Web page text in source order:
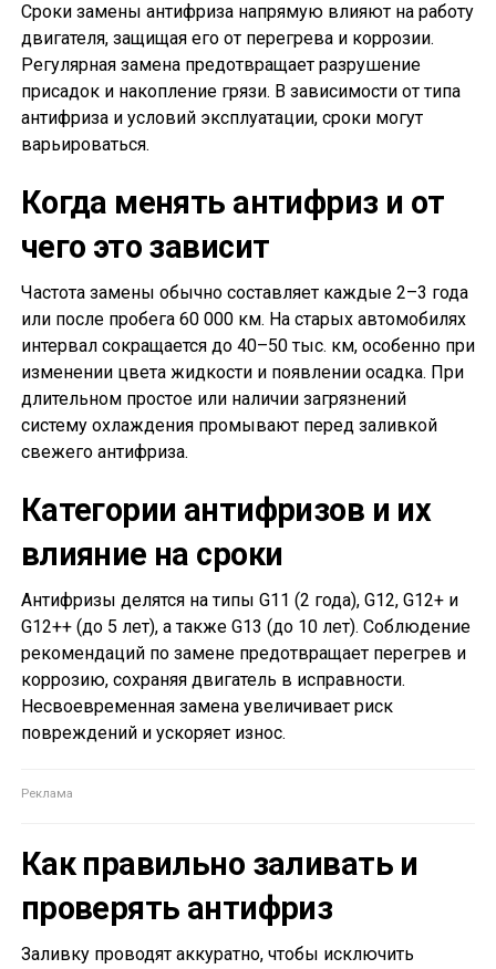
Сроки замены антифриза напрямую влияют на работу
двигателя, защищая его от перегрева и коррозии.
Регулярная замена предотвращает разрушение
присадок и накопление грязи. В зависимости от типа
антифриза и условий эксплуатации, сроки могут
варьироваться.
Когда менять антифриз и от
чего это зависит
Частота замены обычно составляет каждые 2–3 года
или после пробега 60 000 км. На старых автомобилях
интервал сокращается до 40–50 тыс. км, особенно при
изменении цвета жидкости и появлении осадка. При
длительном простое или наличии загрязнений
систему охлаждения промывают перед заливкой
свежего антифриза.
Категории антифризов и их
влияние на сроки
Антифризы делятся на типы G11 (2 года), G12, G12+ и
G12++ (до 5 лет), а также G13 (до 10 лет). Соблюдение
рекомендаций по замене предотвращает перегрев и
коррозию, сохраняя двигатель в исправности.
Несвоевременная замена увеличивает риск
повреждений и ускоряет износ.
Как правильно заливать и
проверять антифриз
Заливку проводят аккуратно, чтобы исключить